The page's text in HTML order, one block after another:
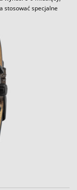
stosować specjalne